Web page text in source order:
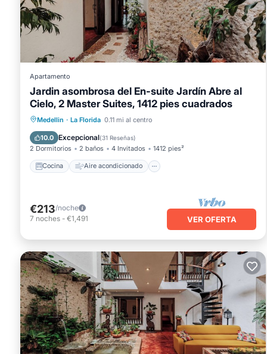
Este Poblado, 5 min to San Lucas Plaza, Free parking 315
enumerado a continuación. Tenga en cuenta que estos
to San Lucas Plaza, Free parking 315". Confiamos
tiene alguna preocupación sobre el información o
Número de licencia : 234623
Apartamento
Jardin asombrosa del En-suite Jardín Abre al
Cielo, 2 Master Suites, 1412 pies cuadrados
Medellin · La Florida 0.11 mi al centro
10.0 Excepcional(31 Reseñas)
2 Dormitorios 2 baños 4 Invitados 1412 pies²
Cocina Aire acondicionado
Cocina Aire acondicionado
Apto para niños
€213/noche
7 noches - €1,491 VER OFERTA